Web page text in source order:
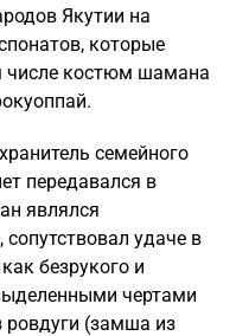
Якутии на
которые
костюм шамана
семейного
передавался в
являлся
удаче в
безрукого и
чертами
ровдуги (замша из